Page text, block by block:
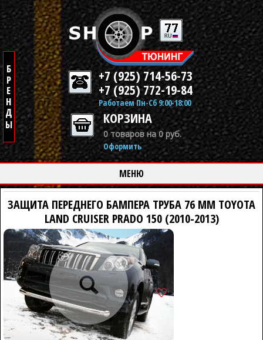
+7 (925) 714-56-73
+7 (925) 772-19-84
Работаем Пн-Сб 9:00-18:00
КОРЗИНА
0 товаров на 0 руб.
Оформить
МЕНЮ
ЗАЩИТА ПЕРЕДНЕГО БАМПЕРА ТРУБА 76 ММ TOYOTA
LAND CRUISER PRADO 150 (2010-2013)